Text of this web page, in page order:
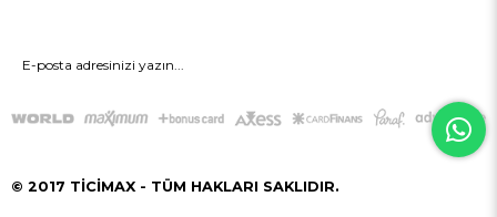
GÖNDER
© 2017 TİCİMAX - TÜM HAKLARI SAKLIDIR.